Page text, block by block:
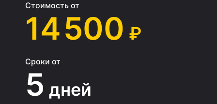
Стоимость от
14 500 ₽
Сроки от
5 дней